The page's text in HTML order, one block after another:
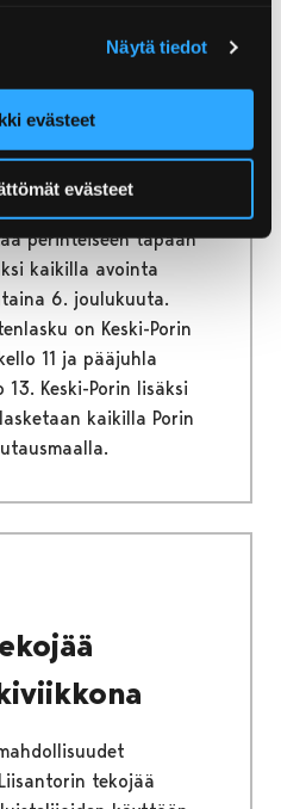
Näytä tiedot
evästeet
evästeet
ja
voi
netissä
perinteiseen tapaan
kaikilla avointa
6. joulukuuta.
on Keski-Porin
11 ja pääjuhla
13. Keski-Porin lisäksi
kaikilla Porin
tekojää